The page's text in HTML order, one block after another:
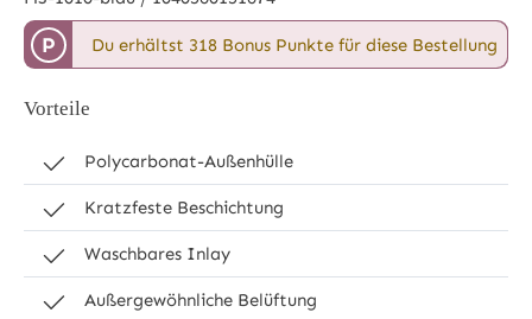
P Du erhältst 318 Bonus Punkte für diese Bestellung
Vorteile
Polycarbonat-Außenhülle
Kratzfeste Beschichtung
Waschbares Inlay
Außergewöhnliche Belüftung